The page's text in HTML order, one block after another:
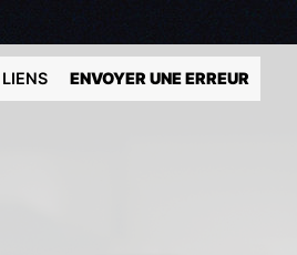
LIENS ENVOYER UNE ERREUR